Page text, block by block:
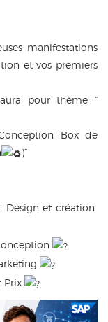
manifestations
et vos premiers
pour thème ”
Box de
)”
Design et création
Prix